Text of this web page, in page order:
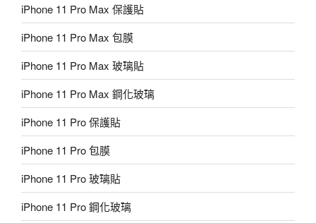
iPhone 11 Pro Max 保護貼
iPhone 11 Pro Max 包膜
iPhone 11 Pro Max 玻璃貼
iPhone 11 Pro Max 鋼化玻璃
iPhone 11 Pro 保護貼
iPhone 11 Pro 包膜
iPhone 11 Pro 玻璃貼
iPhone 11 Pro 鋼化玻璃